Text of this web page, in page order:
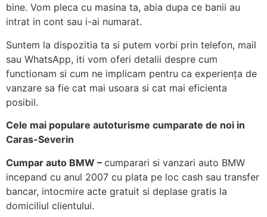
bine. Vom pleca cu masina ta, abia dupa ce banii au
intrat in cont sau i-ai numarat.
Suntem la dispozitia ta si putem vorbi prin telefon, mail
sau WhatsApp, iti vom oferi detalii despre cum
functionam si cum ne implicam pentru ca experiența de
vanzare sa fie cat mai usoara si cat mai eficienta
posibil.
Cele mai populare autoturisme cumparate de noi in
Caras-Severin
Cumpar auto BMW – cumparari si vanzari auto BMW
incepand cu anul 2007 cu plata pe loc cash sau transfer
bancar, intocmire acte gratuit si deplase gratis la
domiciliul clientului.